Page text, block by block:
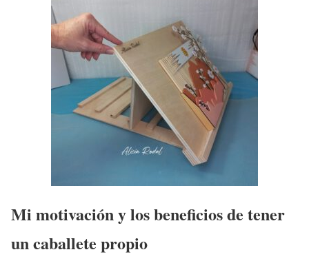
Mi motivación y los beneficios de tener
un caballete propio